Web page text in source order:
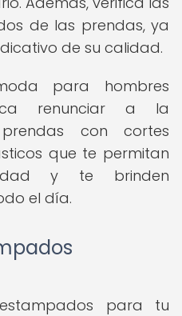
de las prendas, ya
de su calidad.
para hombres
renunciar a la
con cortes
que te permitan
y te brinden
el día.
para tu